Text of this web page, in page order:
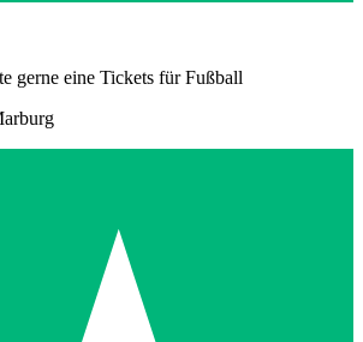
gerne eine Tickets für Fußball